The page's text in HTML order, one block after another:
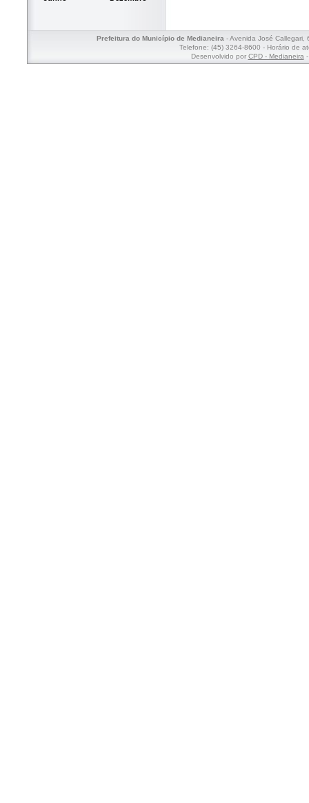
Prefeitura do Município de Medianeira- Avenida José Callegari,
Telefone: (45) 3264-8600 - Horário de
Desenvolvido por CPD - Medianeira-